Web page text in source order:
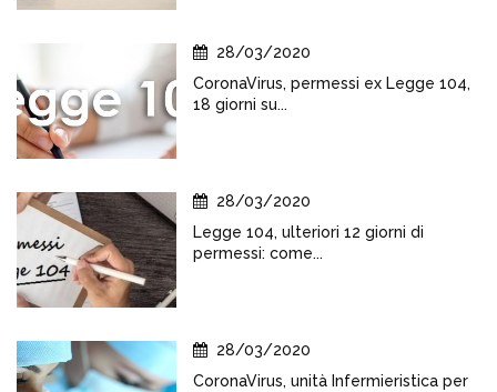
28/03/2020
CoronaVirus, permessi ex Legge 104,
18 giorni su...
28/03/2020
Legge 104, ulteriori 12 giorni di
permessi: come...
28/03/2020
CoronaVirus, unità Infermieristica per